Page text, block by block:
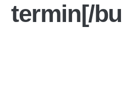
termin[/